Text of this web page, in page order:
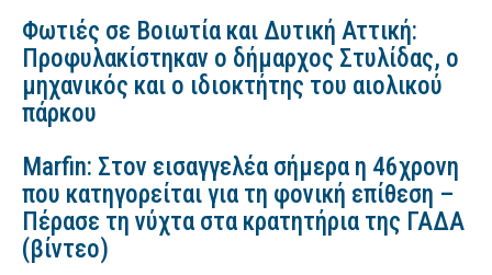
Φωτιές σε Βοιωτία και Δυτική Αττική:
Προφυλακίστηκαν ο δήμαρχος Στυλίδας, ο
μηχανικός και ο ιδιοκτήτης του αιολικού
πάρκου
Marfin: Στον εισαγγελέα σήμερα η 46χρονη
που κατηγορείται για τη φονική επίθεση –
Πέρασε τη νύχτα στα κρατητήρια της ΓΑΔΑ
(βίντεο)